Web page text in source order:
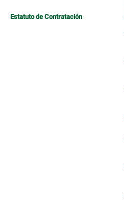
Estatuto de Contratación